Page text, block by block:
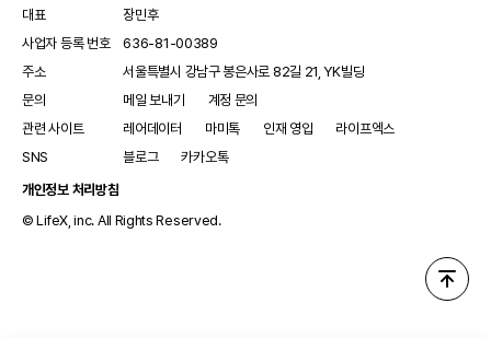
대표
장민후
사업자 등록 번호
636-81-00389
주소
서울특별시 강남구 봉은사로 82길 21, YK빌딩
문의
메일 보내기
계정 문의
관련 사이트
레어데이터 마미톡 인재 영입
라이프엑스
SNS
블로그
카카오톡
개인정보 처리방침
© LifeX, inc. All Rights Reserved.